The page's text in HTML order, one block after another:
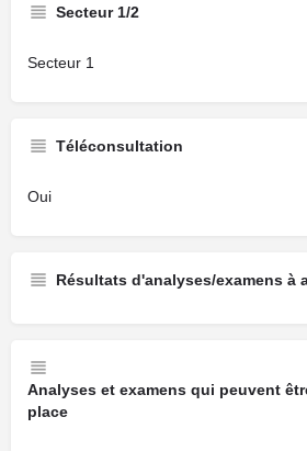
Secteur 1/2
Secteur 1
Téléconsultation
Oui
Résultats d'analyses/examens à
Analyses et examens qui peuvent
place